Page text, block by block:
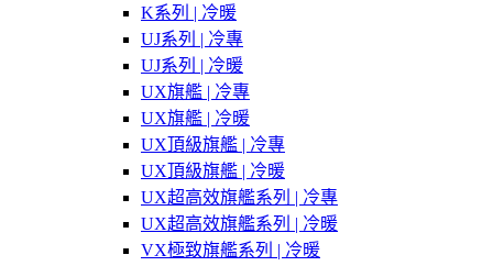
K系列 | 冷暖
UJ系列 | 冷專
UJ系列 | 冷暖
UX旗艦 | 冷專
UX旗艦 | 冷暖
UX頂級旗艦 | 冷專
UX頂級旗艦 | 冷暖
UX超高效旗艦系列 | 冷專
UX超高效旗艦系列 | 冷暖
VX極致旗艦系列 | 冷暖